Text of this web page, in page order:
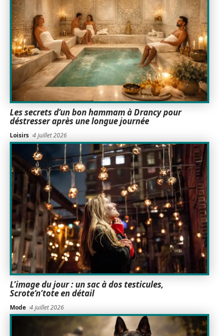
Les secrets d’un bon hammam à Drancy pour
déstresser après une longue journée
Loisirs 4 juillet 2026
L’image du jour : un sac à dos testicules,
Scrote’n’tote en détail
Mode 4 juillet 2026